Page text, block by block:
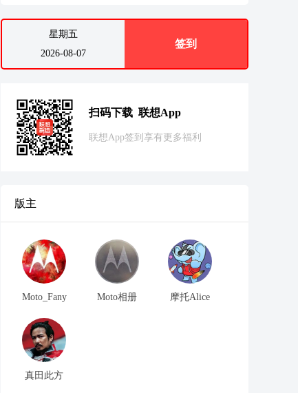
星期五
2026-08-07
签到
扫码下载 联想App
联想App签到享有更多福利
版主
Moto_Fany Moto相册 摩托Alice
真田此方